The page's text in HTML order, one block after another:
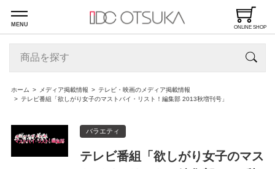
MENU ONLINE SHOP
ホーム メディア掲載情報
テレビ・映画のメディア掲載情報
テレビ番組「欲しがり女子のマストバイ・リスト！編集部 2013秋増刊号」
バラエティ
テレビ番組「欲しがり女子のマス